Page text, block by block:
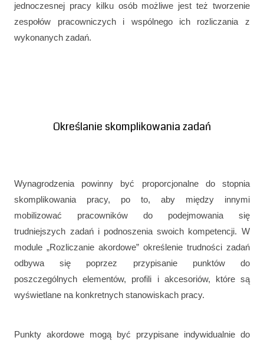
jednoczesnej pracy kilku osób możliwe jest też tworzenie
zespołów pracowniczych i wspólnego ich rozliczania z
wykonanych zadań.
Określanie skomplikowania zadań
Wynagrodzenia powinny być proporcjonalne do stopnia
skomplikowania pracy, po to, aby między innymi
mobilizować pracowników do podejmowania się
trudniejszych zadań i podnoszenia swoich kompetencji. W
module „Rozliczanie akordowe” określenie trudności zadań
odbywa się poprzez przypisanie punktów do
poszczególnych elementów, profili i akcesoriów, które są
wyświetlane na konkretnych stanowiskach pracy.
Punkty akordowe mogą być przypisane indywidualnie do